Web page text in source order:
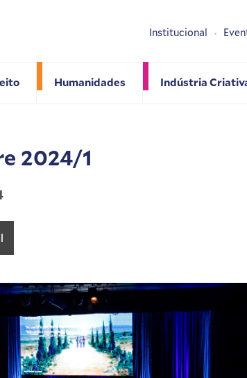
Humanidades Indústria
Institucional
2024/1